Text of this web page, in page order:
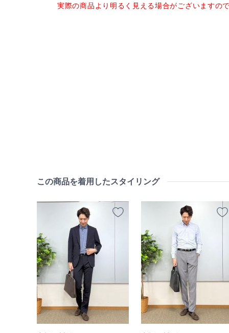
実際の商品より明るく見える場合がございますの
この商品を着用したスタイリング